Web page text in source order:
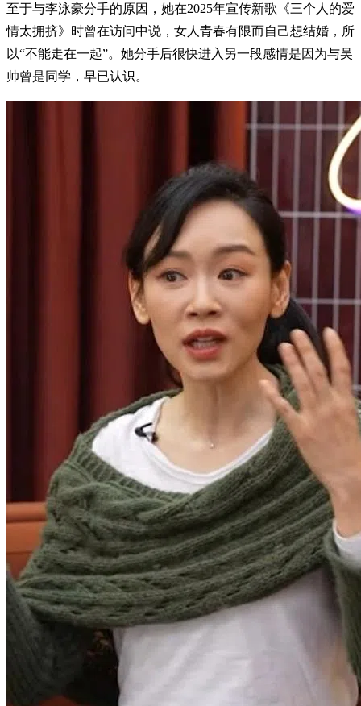
至于与李泳豪分手的原因，她在2025年宣传新歌《三个人的爱
情太拥挤》时曾在访问中说，女人青春有限而自己想结婚，所
以“不能走在一起”。她分手后很快进入另一段感情是因为与吴
帅曾是同学，早已认识。